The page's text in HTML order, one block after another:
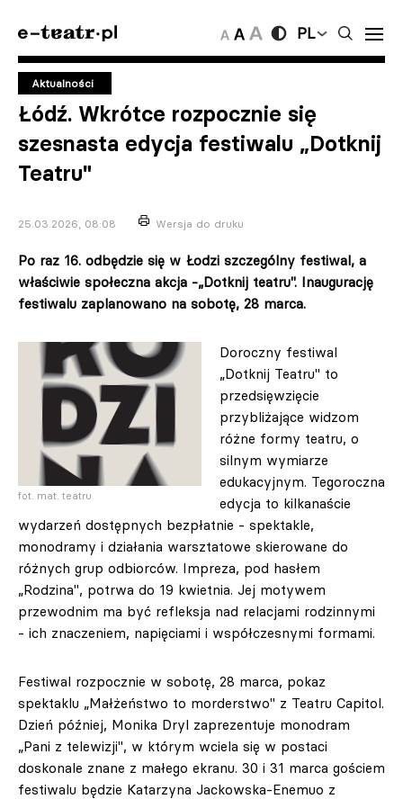
PL
Aktualności
Łódź. Wkrótce rozpocznie się
szesnasta edycja festiwalu „Dotknij
Teatru"
25.03.2026, 08:08 Wersja do druku
Po raz 16. odbędzie się w Łodzi szczególny festiwal, a
właściwie społeczna akcja -„Dotknij teatru". Inaugurację
festiwalu zaplanowano na sobotę, 28 marca.
fot. mat. teatru
Doroczny festiwal
„Dotknij Teatru" to
przedsięwzięcie
przybliżające widzom
różne formy teatru, o
silnym wymiarze
edukacyjnym. Tegoroczna
edycja to kilkanaście
wydarzeń dostępnych bezpłatnie - spektakle,
monodramy i działania warsztatowe skierowane do
różnych grup odbiorców. Impreza, pod hasłem
„Rodzina", potrwa do 19 kwietnia. Jej motywem
przewodnim ma być refleksja nad relacjami rodzinnymi
- ich znaczeniem, napięciami i współczesnymi formami.
Festiwal rozpocznie w sobotę, 28 marca, pokaz
spektaklu „Małżeństwo to morderstwo" z Teatru Capitol.
Dzień później, Monika Dryl zaprezentuje monodram
„Pani z telewizji", w którym wciela się w postaci
doskonale znane z małego ekranu. 30 i 31 marca gościem
festiwalu będzie Katarzyna Jackowska-Enemuo z